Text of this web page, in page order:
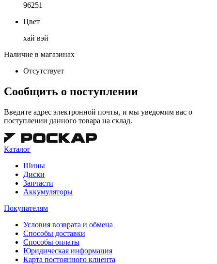
96251
Цвет
хай вэй
Наличие в магазинах
Отсутствует
Сообщить о поступлении
Введите адрес электронной почты, и мы уведомим вас о
поступлении данного товара на склад.
Каталог
Шины
Диски
Запчасти
Аккумуляторы
Покупателям
Условия возврата и обмена
Способы доставки
Способы оплаты
Юридическая информация
Карта постоянного клиента